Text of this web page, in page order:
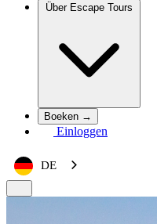
Über Escape Tours
Boeken →
Einloggen
DE